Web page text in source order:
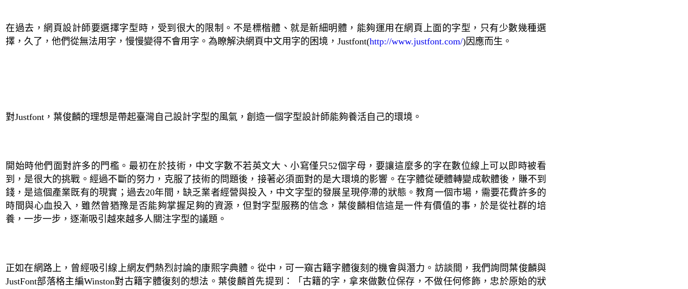
在過去，網頁設計師要選擇字型時，受到很大的限制。不是標楷體、就是新細明體，能夠運用在網頁上面的字型，只有少數幾種選
擇，久了，他們從無法用字，慢慢變得不會用字。為瞭解決網頁中文用字的困境， Justfont(http://www.justfont.com/)因應而生。
對Justfont ，葉俊麟的理想是帶起臺灣自己設計字型的風氣，創造一個字型設計師能夠養活自己的環境。
開始時他們面對許多的門檻。最初在於技術，中文字數不若英文大、小寫僅只52個字母，要讓這麼多的字在數位線上可以即時被看
到，是很大的挑戰。經過不斷的努力，克服了技術的問題後，接著必須面對的是大環境的影響。在字體從硬體轉變成軟體後，賺不到
錢，是這個產業既有的現實；過去20年間，缺乏業者經營與投入，中文字型的發展呈現停滯的狀態。教育一個市場，需要花費許多的
時間與心血投入，雖然曾猶豫是否能夠掌握足夠的資源，但對字型服務的信念，葉俊麟相信這是一件有價值的事，於是從社群的培
養，一步一步，逐漸吸引越來越多人關注字型的議題。
正如在網路上，曾經吸引線上網友們熱烈討論的康熙字典體。從中，可一窺古籍字體復刻的機會與潛力。訪談間，我們詢問葉俊麟與
JustFont部落格主編Winston對古籍字體復刻的想法。 葉俊麟首先提到：「古籍的字，拿來做數位保存，不做任何修飾，忠於原始的狀